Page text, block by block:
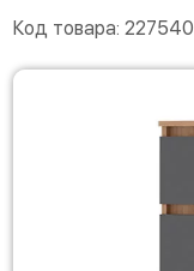
Код товара: 227540